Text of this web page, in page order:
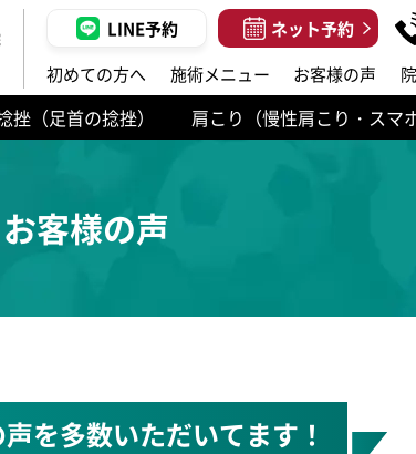
LINE予約 ネット予約
初めての方へ 施術メニュー お客様の声
挫（足首の捻挫）
肩こり（慢性肩こり・スマ
お客様の声
を多数いただいてます！